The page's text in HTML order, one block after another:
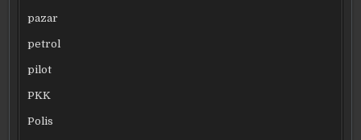
pazar
petrol
pilot
PKK
Polis